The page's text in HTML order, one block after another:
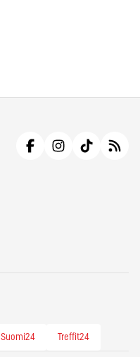
Suomi24 Treffit24